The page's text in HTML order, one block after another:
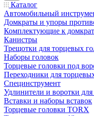
Каталог
Автомобильный
Домкраты и упоры
Комплектующие к
Канистры
Трещотки для торцевых
Наборы головок
Торцевые головки под
Переходники для
Специнструмент
Удлинители и воротки
Вставки и наборы вставок
Торцевые головки TORX